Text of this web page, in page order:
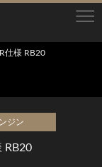
仕様 RB20
ジン
RB20